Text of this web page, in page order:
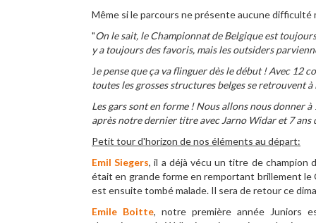
Même si le parcours ne présente aucune difficulté
"On le sait, le Championnat de Belgique est
y a toujours des favoris, mais les outsiders
Je pense que ça va flinguer dès le début ! Avec 12
toutes les grosses structures belges se retrouvent
Les gars sont en forme ! Nous allons nous donner
après notre dernier titre avec Jarno Widar et 7 ans
Petit tour d'horizon de nos éléments au départ:
Emil Siegers, il a déjà vécu un titre de champion
était en grande forme en remportant brillement le
est ensuite tombé malade. Il sera de retour ce
Emile Boitte, notre première année Juniors